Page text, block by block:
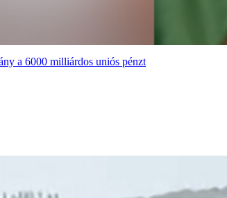
a 6000 milliárdos uniós pénzt